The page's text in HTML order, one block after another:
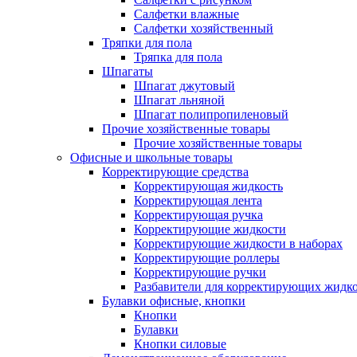
Салфетки влажные
Салфетки хозяйственный
Тряпки для пола
Тряпка для пола
Шпагаты
Шпагат джутовый
Шпагат льняной
Шпагат полипропиленовый
Прочие хозяйственные товары
Прочие хозяйственные товары
Офисные и школьные товары
Корректирующие средства
Корректирующая жидкость
Корректирующая лента
Корректирующая ручка
Корректирующие жидкости
Корректирующие жидкости в наборах
Корректирующие роллеры
Корректирующие ручки
Разбавители для корректирующих
Булавки офисные, кнопки
Кнопки
Булавки
Кнопки силовые